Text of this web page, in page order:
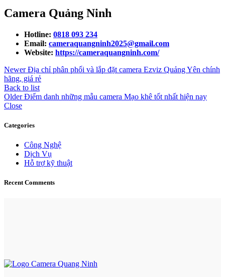
Camera Quảng Ninh
Hotline: 0818 093 234
Email: cameraquangninh2025@gmail.com
Website: https://cameraquangninh.com/
Newer Địa chỉ phân phối và lắp đặt camera Ezviz Quảng Yên chính
hãng, giá rẻ
Back to list
Older Điểm danh những mẫu camera Mạo khê tốt nhất hiện nay
Close
Categories
Công Nghệ
Dịch Vụ
Hỗ trợ kỹ thuật
Recent Comments